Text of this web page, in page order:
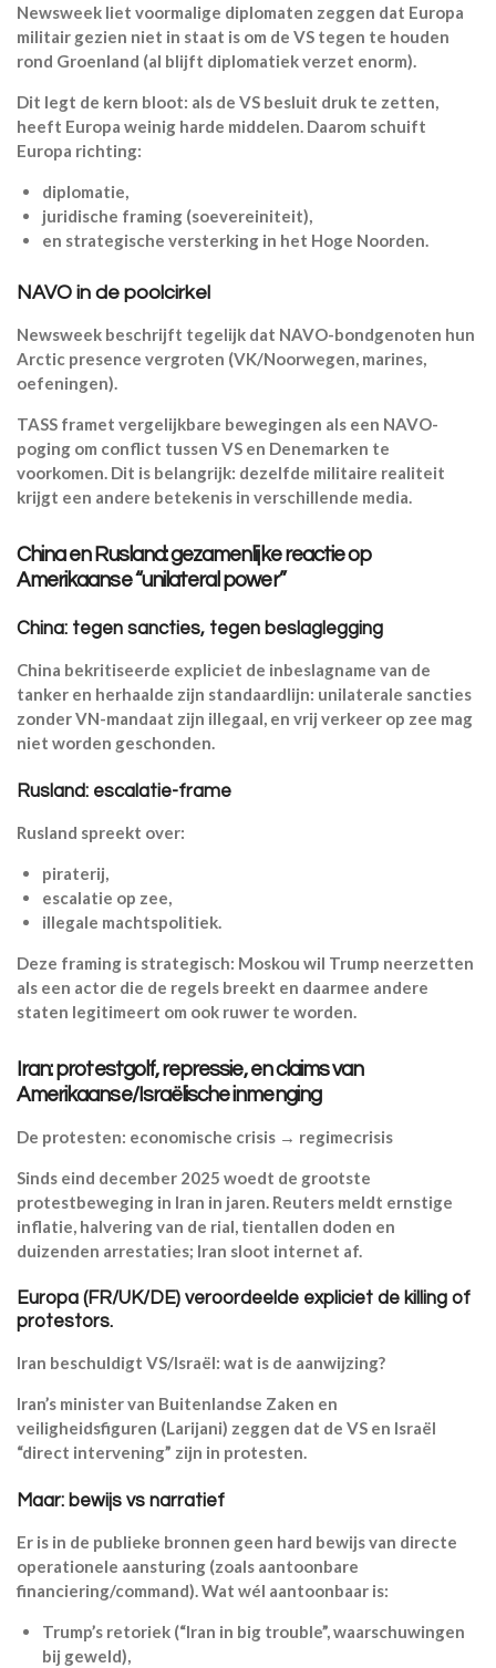
Newsweek liet voormalige diplomaten zeggen dat Europa
militair gezien niet in staat is om de VS tegen te houden
rond Groenland (al blijft diplomatiek verzet enorm).
Dit legt de kern bloot: als de VS besluit druk te zetten,
heeft Europa weinig harde middelen. Daarom schuift
Europa richting:
diplomatie,
juridische framing (soevereiniteit),
en strategische versterking in het Hoge Noorden.
NAVO in de poolcirkel
Newsweek beschrijft tegelijk dat NAVO-bondgenoten hun
Arctic presence vergroten (VK/Noorwegen, marines,
oefeningen).
TASS framet vergelijkbare bewegingen als een NAVO-
poging om conflict tussen VS en Denemarken te
voorkomen. Dit is belangrijk: dezelfde militaire realiteit
krijgt een andere betekenis in verschillende media.
China en Rusland: gezamenlijke reactie op
Amerikaanse “unilateral power”
China: tegen sancties, tegen beslaglegging
China bekritiseerde expliciet de inbeslagname van de
tanker en herhaalde zijn standaardlijn: unilaterale sancties
zonder VN-mandaat zijn illegaal, en vrij verkeer op zee mag
niet worden geschonden.
Rusland: escalatie-frame
Rusland spreekt over:
piraterij,
escalatie op zee,
illegale machtspolitiek.
Deze framing is strategisch: Moskou wil Trump neerzetten
als een actor die de regels breekt en daarmee andere
staten legitimeert om ook ruwer te worden.
Iran: protestgolf, repressie, en claims van
Amerikaanse/Israëlische inmenging
De protesten: economische crisis → regimecrisis
Sinds eind december 2025 woedt de grootste
protestbeweging in Iran in jaren. Reuters meldt ernstige
inflatie, halvering van de rial, tientallen doden en
duizenden arrestaties; Iran sloot internet af.
Europa (FR/UK/DE) veroordeelde expliciet de killing of
protestors.
Iran beschuldigt VS/Israël: wat is de aanwijzing?
Iran’s minister van Buitenlandse Zaken en
veiligheidsfiguren (Larijani) zeggen dat de VS en Israël
“direct intervening” zijn in protesten.
Maar: bewijs vs narratief
Er is in de publieke bronnen geen hard bewijs van directe
operationele aansturing (zoals aantoonbare
financiering/command). Wat wél aantoonbaar is:
Trump’s retoriek (“Iran in big trouble”, waarschuwingen
bij geweld),